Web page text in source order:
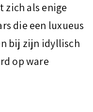
zich als enige
die een luxueus
bij zijn idyllisch
op ware